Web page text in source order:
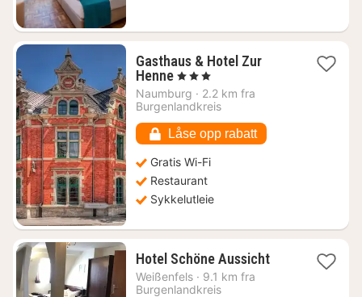
Gasthaus & Hotel Zur
Henne1
natt
fra
kr.
, 3 Stjerner
Naumburg · 2.2 km fra
Burgenlandkreis
Låse opp rabatt
Gratis Wi-Fi
Restaurant
Sykkelutleie
Hotel Schöne Aussicht1
Weißenfels · 9.1 km fra
Burgenlandkreis